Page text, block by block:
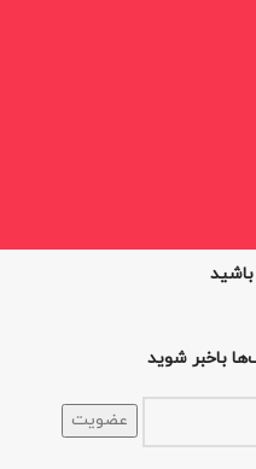
باشید
باخبر شوید